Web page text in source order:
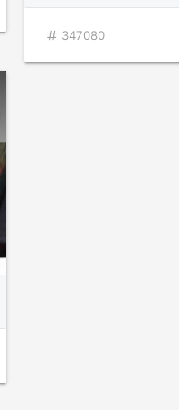
347080